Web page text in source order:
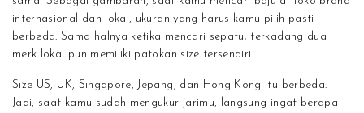
internasional dan lokal, ukuran yang harus kamu pilih pasti
berbeda. Sama halnya ketika mencari sepatu; terkadang dua
merk lokal pun memiliki patokan size tersendiri.
Size US, UK, Singapore, Jepang, dan Hong Kong itu berbeda.
Jadi, saat kamu sudah mengukur jarimu, langsung ingat berapa